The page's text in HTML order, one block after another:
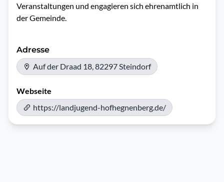
Veranstaltungen und engagieren sich ehrenamtlich in
der Gemeinde.
Adresse
Auf der Draad 18, 82297 Steindorf
Webseite
https://landjugend-hofhegnenberg.de/